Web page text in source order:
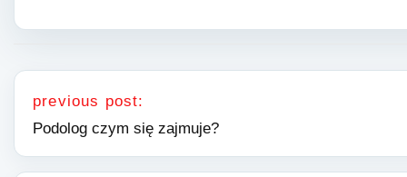
Nawigacja wpisu
previous post:
Podolog czym się zajmuje?